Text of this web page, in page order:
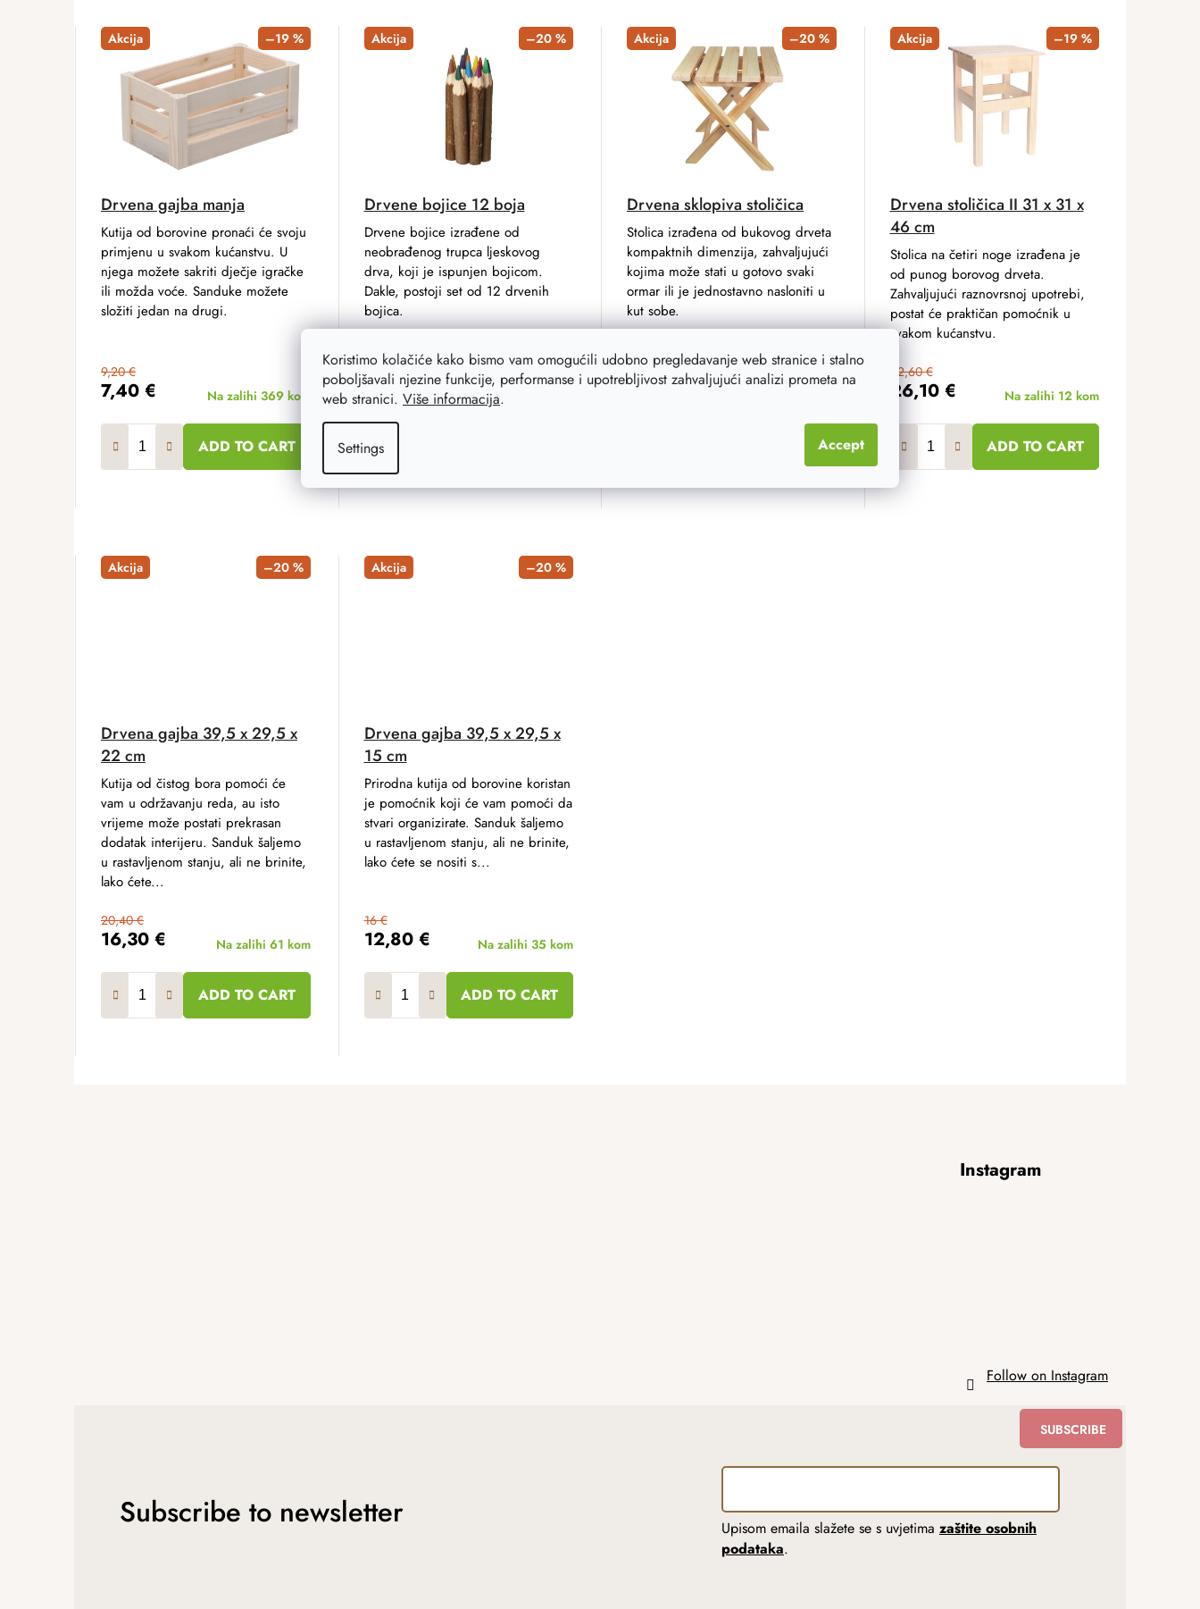
Koristimo kolačiće kako bismo vam omogućili udobno pregledavanje web stranice i stalno
poboljšavali njezine funkcije, performanse i upotrebljivost zahvaljujući analizi prometa na
web stranici. Više informacija.
Settings Accept
Akcija –19 %
Drvena gajba manja
7,40 €
9,20 €
Na zalihi 369 kom
ADD TO CART
Kutija od borovine pronaći će svoju
primjenu u svakom kućanstvu. U
njega možete sakriti dječje igračke
ili možda voće. Sanduke možete
složiti jedan na drugi.
Akcija –20 %
Drvene bojice 12 boja
9,30 €
11,70 €
Na zalihi
Drvene bojice izrađene od
neobrađenog trupca ljeskovog
drva, koji je ispunjen bojicom.
Dakle, postoji set od 12 drvenih
bojica.
Akcija –20 %
Drvena sklopiva stoličica
17,10 €
21,40 €
ADD TO CART
Stolica izrađena od bukovog drveta
kompaktnih dimenzija, zahvaljujući
kojima može stati u gotovo svaki
ormar ili je jednostavno nasloniti u
kut sobe.
Akcija –19 %
Drvena stoličica II 31 x 31 x
46 cm
26,10 €
32,60 €
Na zalihi 12 kom
ADD TO CART
Stolica na četiri noge izrađena je
od punog borovog drveta.
Zahvaljujući raznovrsnoj upotrebi,
postat će praktičan pomoćnik u
svakom kućanstvu.
Akcija –20 %
Drvena gajba 39,5 x 29,5 x
22 cm
16,30 €
20,40 €
Na zalihi 61 kom
ADD TO CART
Kutija od čistog bora pomoći će
vam u održavanju reda, au isto
vrijeme može postati prekrasan
dodatak interijeru. Sanduk šaljemo
u rastavljenom stanju, ali ne brinite,
lako ćete...
Akcija –20 %
Drvena gajba 39,5 x 29,5 x
15 cm
12,80 €
16 €
Na zalihi 35 kom
ADD TO CART
Prirodna kutija od borovine koristan
je pomoćnik koji će vam pomoći da
stvari organizirate. Sanduk šaljemo
u rastavljenom stanju, ali ne brinite,
lako ćete se nositi s...
Instagram
Follow on Instagram
Subscribe to newsletter Upisom emaila slažete se s uvjetima zaštite osobnih
podataka.
SUBSCRIBE